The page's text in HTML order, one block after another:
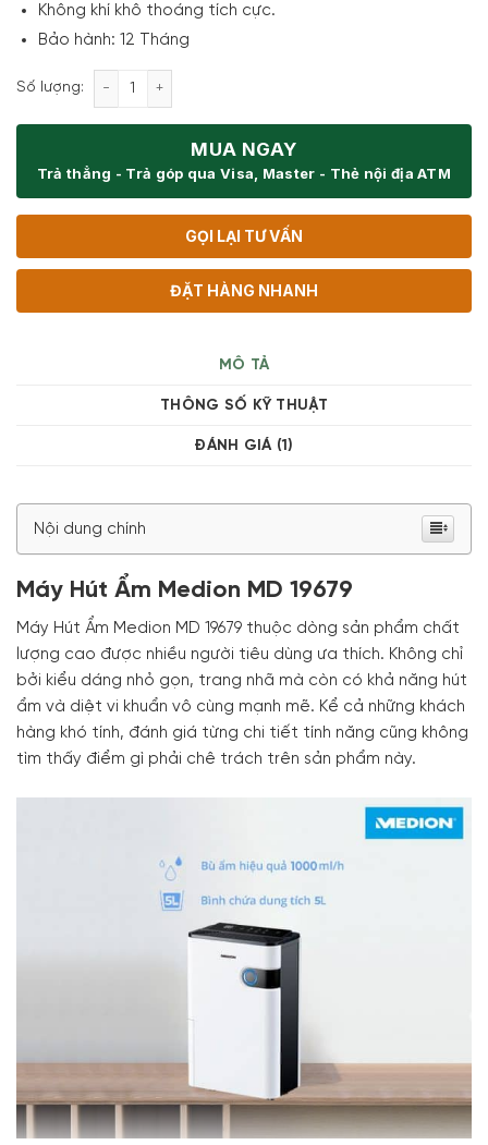
Không khí khô thoáng tích cực.
Bảo hành: 12 Tháng
Số lượng: Máy Hút Ẩm Medion MD 19679 - Nhập Khẩu Đức &
MUA NGAY
Trả thẳng - Trả góp qua Visa, Master - Thẻ nội địa ATM
GỌI LẠI TƯ VẤN
ĐẶT HÀNG NHANH
MÔ TẢ
THÔNG SỐ KỸ THUẬT
ĐÁNH GIÁ (1)
Nội dung chính
Máy Hút Ẩm Medion MD 19679
Máy Hút Ẩm Medion MD 19679 thuộc dòng sản phẩm chất
lượng cao được nhiều người tiêu dùng ưa thích. Không chỉ
bởi kiểu dáng nhỏ gọn, trang nhã mà còn có khả năng hút
ẩm và diệt vi khuẩn vô cùng mạnh mẽ. Kể cả những khách
hàng khó tính, đánh giá từng chi tiết tính năng cũng không
tìm thấy điểm gì phải chê trách trên sản phẩm này.